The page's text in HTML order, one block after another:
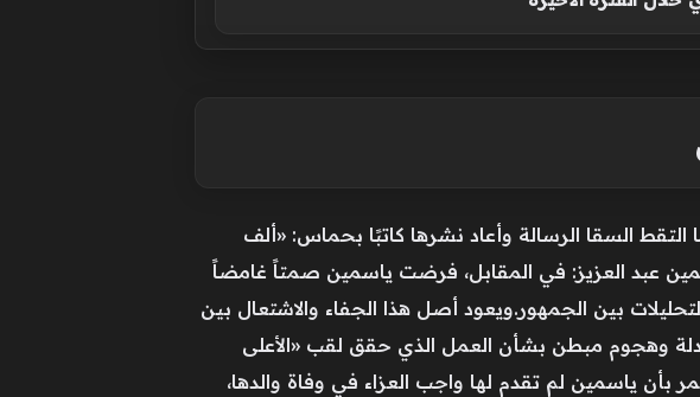
السقا الرسالة وأعاد نشرها كاتبًا بحماس: «ألف
عبد العزيز: في المقابل، فرضت ياسمين صمتاً غامضاً
بين الجمهور.ويعود أصل هذا الجفاء والاشتعال بين
وهجوم مبطن بشأن العمل الذي حقق لقب «الأعلى
بأن ياسمين لم تقدم لها واجب العزاء في وفاة والدها،